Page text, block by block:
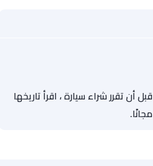
قبل أن تقرر شراء سيارة ، اقرأ تاريخها
مجانًا.